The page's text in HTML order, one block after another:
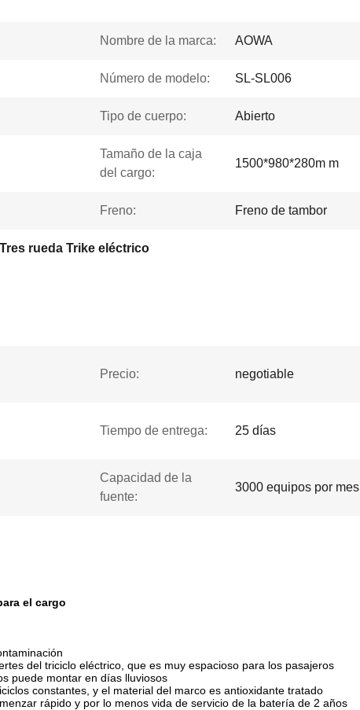
Nombre de la marca: AOWA
Número de modelo: SL-SL006
Tipo de cuerpo: Abierto
Tamaño de la caja
del cargo:
1500*980*280m m
Freno: Freno de tambor
Tres rueda Trike eléctrico
Precio: negotiable
Tiempo de entrega: 25 días
Capacidad de la
fuente:
3000 equipos por mes
el cargo
del triciclo eléctrico, que es muy espacioso para los pasajeros
puede montar en días lluviosos
constantes, y el material del marco es antioxidante tratado
rápido y por lo menos vida de servicio de la batería de 2 años